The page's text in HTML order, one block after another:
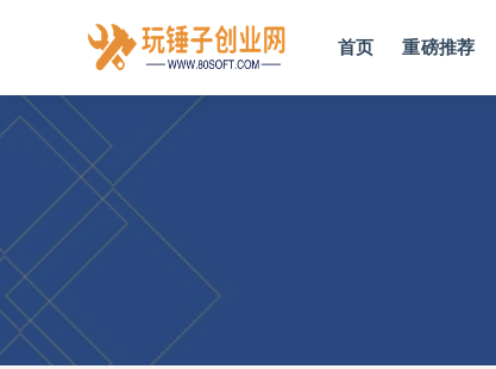
首页 重磅推荐